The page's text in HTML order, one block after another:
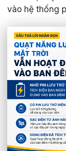
vào hệ thống